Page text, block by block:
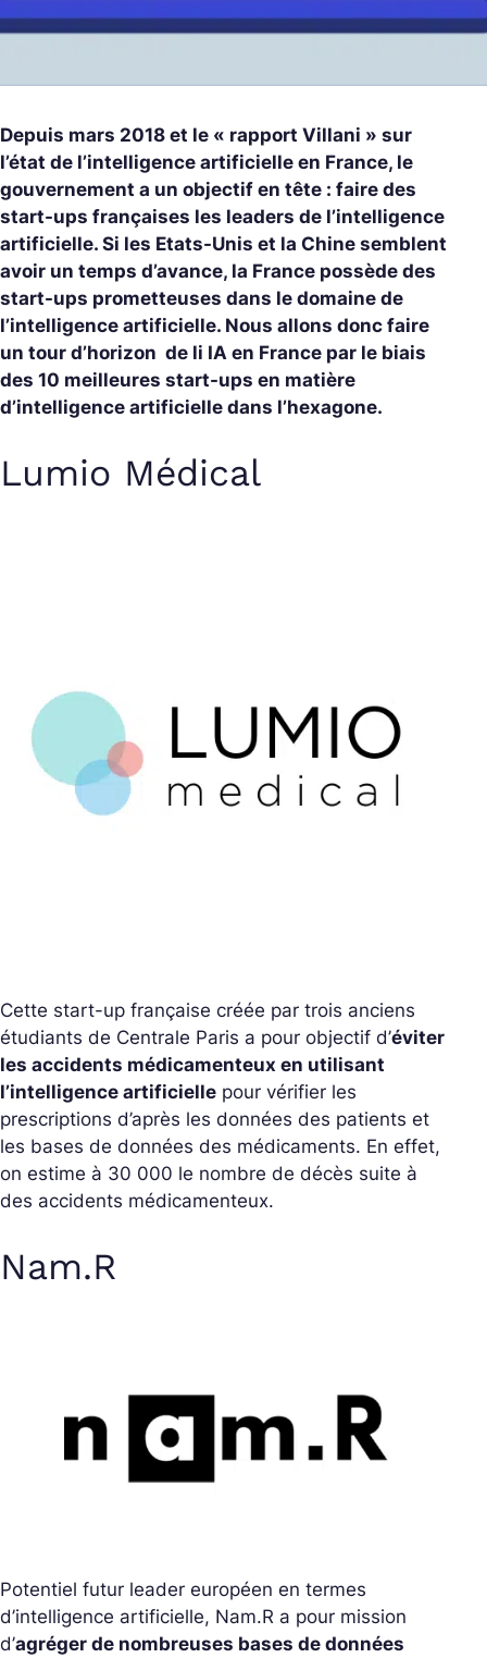
Depuis mars 2018 et le « rapport Villani » sur
l’état de l’intelligence artificielle en France, le
gouvernement a un objectif en tête : faire des
start-ups françaises les leaders de l’intelligence
artificielle. Si les Etats-Unis et la Chine semblent
avoir un temps d’avance, la France possède des
start-ups prometteuses dans le domaine de
l’intelligence artificielle. Nous allons donc faire
un tour d’horizon de li IA en France par le biais
des 10 meilleures start-ups en matière
d’intelligence artificielle dans l’hexagone.
Lumio Médical
Cette start-up française créée par trois anciens
étudiants de Centrale Paris a pour objectif d’éviter
les accidents médicamenteux en utilisant
l’intelligence artificielle pour vérifier les
prescriptions d’après les données des patients et
les bases de données des médicaments. En effet,
on estime à 30 000 le nombre de décès suite à
des accidents médicamenteux.
Nam.R
Potentiel futur leader européen en termes
d’intelligence artificielle, Nam.R a pour mission
d’agréger de nombreuses bases de données